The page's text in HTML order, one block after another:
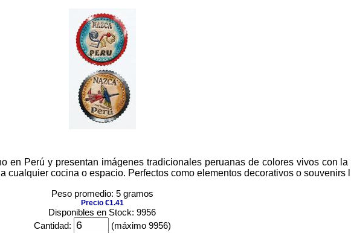
en Perú y presentan imágenes tradicionales peruanas de colores vivos con la
cualquier cocina o espacio. Perfectos como elementos decorativos o souvenirs
Peso promedio: 5 gramos
Precio €1.41
Disponibles en Stock: 9956
Cantidad:
(máximo 9956)